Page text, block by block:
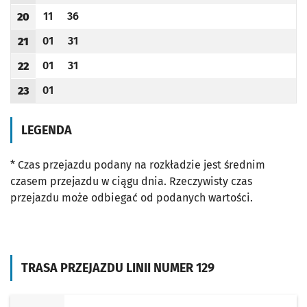
TRASA PRZEJAZDU LINII NUMER 129
Godzina odjazdu
20
Odjazd
11
minut po godzinie 20
Odjazd
36
minut po godzinie 20
Godzina odjazdu
21
Odjazd
01
minut po godzinie 21
Odjazd
31
minut po godzinie 21
Godzina odjazdu
22
Odjazd
01
minut po godzinie 22
Odjazd
31
minut po godzinie 22
Godzina odjazdu
23
Odjazd
01
minut po godzinie 23
LEGENDA
* Czas przejazdu podany na rozkładzie jest średnim
czasem przejazdu w ciągu dnia. Rzeczywisty czas
przejazdu może odbiegać od podanych wartości.